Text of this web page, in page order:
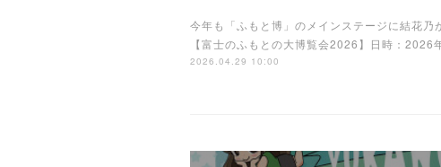
今年も「ふもと博」のメインステージに結花乃
【富士のふもとの大博覧会2026】日時：
2026.04.29 10:00